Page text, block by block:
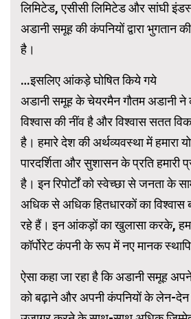
लिमिटेड, एसीसी लिमिटेड और सांघी
अडानी समूह की कंपनियों द्वारा भुगतान
है।
…इसलिए आंकड़े घोषित किये गये
अडानी समूह के चेयरमैन गौतम अडानी ने
विश्वास की नींव है और विश्वास सतत
है। हमारे देश की अर्थव्यवस्था में हमारा
पारदर्शिता और सुशासन के प्रति हमारी
है। इन रिपोर्टों को स्वेच्छा से जनता के
अधिक से अधिक हितधारकों का विश्वास
रहे हैं। इन आंकड़ों का खुलासा करके,
कॉर्पोरेट कंपनी के रूप में नए मानक
ऐसा कहा जा रहा है कि अडानी समूह
को बढ़ाने और अपनी कंपनियों के लेन-देन